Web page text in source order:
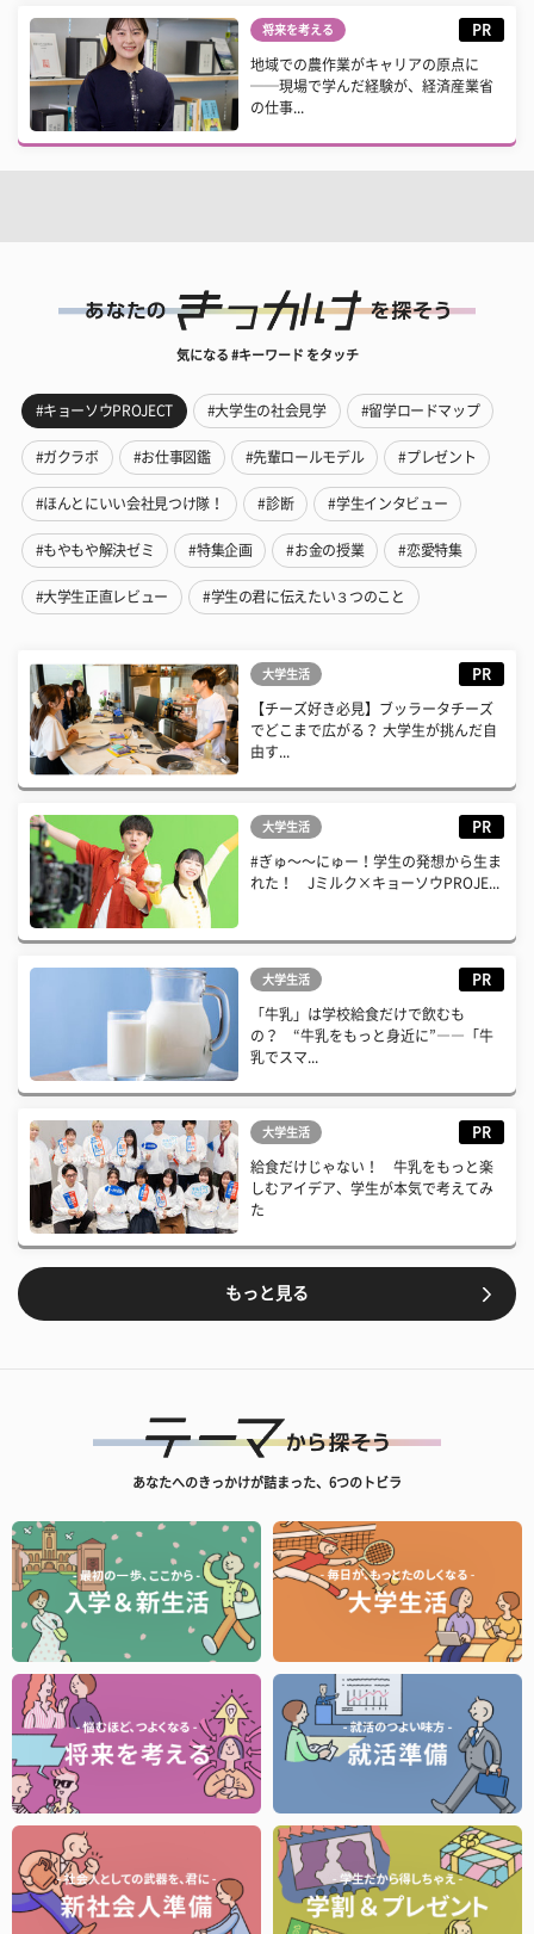
将来を考える PR
地域での農作業がキャリアの原点に
──現場で学んだ経験が、経済産業省
の仕事...
気になる #キーワード をタッチ
#キョーソウPROJECT #大学生の社会見学 #留学ロードマップ
#ガクラボ #お仕事図鑑 #先輩ロールモデル #プレゼント
#ほんとにいい会社見つけ隊！ #診断 #学生インタビュー
#もやもや解決ゼミ #特集企画 #お金の授業 #恋愛特集
#大学生正直レビュー #学生の君に伝えたい３つのこと
大学生活 PR
【チーズ好き必見】ブッラータチーズ
でどこまで広がる？ 大学生が挑んだ自
由す...
大学生活 PR
#ぎゅ〜〜にゅー！学生の発想から生ま
れた！ Jミルク×キョーソウPROJE...
大学生活 PR
「牛乳」は学校給食だけで飲むも
の？ “牛乳をもっと身近に”――「牛
乳でスマ...
大学生活 PR
給食だけじゃない！ 牛乳をもっと楽
しむアイデア、学生が本気で考えてみ
た
もっと見る
あなたへのきっかけが詰まった、6つのトビラ